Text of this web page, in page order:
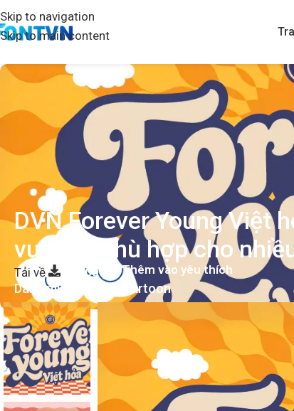
Skip to navigation
Skip to main content
DVN Forever Young Việt
vui tươi phù hợp cho
Tải về 20.000 Thêm vào yêu thích
Danh mục: Cartoon